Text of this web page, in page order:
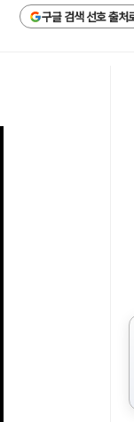
구글 검색 선호 출처